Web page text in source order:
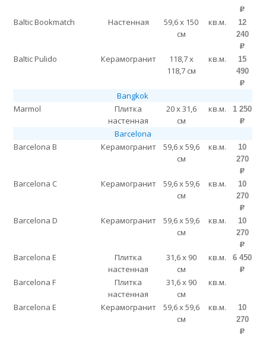
p
Baltic Bookmatch Настенная
59,6 x 150
см
кв.м.
12
240
p
Baltic Pulido Керамогранит
118,7 x
118,7 см
кв.м.
15
490
p
Bangkok
Marmol
Плитка
настенная
20 x 31,6
см
кв.м. 1 250
p
Barcelona
Barcelona B
Керамогранит
59,6 x 59,6
см
кв.м.
10
270
p
Barcelona C Керамогранит
59,6 x 59,6
см
кв.м.
10
270
p
Barcelona D Керамогранит
59,6 x 59,6
см
кв.м.
10
270
p
Barcelona E
Плитка
настенная
31,6 x 90
см
кв.м. 6 450
p
Barcelona F
Плитка
настенная
31,6 x 90
см
кв.м.
Barcelona E Керамогранит
59,6 x 59,6
см
кв.м.
10
270
p